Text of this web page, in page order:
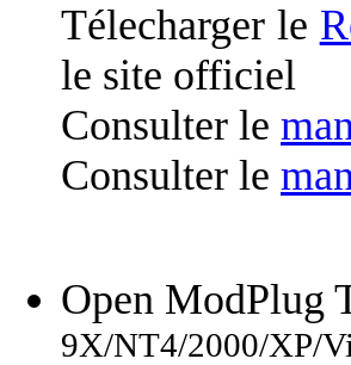
Télecharger le
le site officiel
Consulter le
Consulter le
Open ModPlug
9X/NT4/2000/XP/